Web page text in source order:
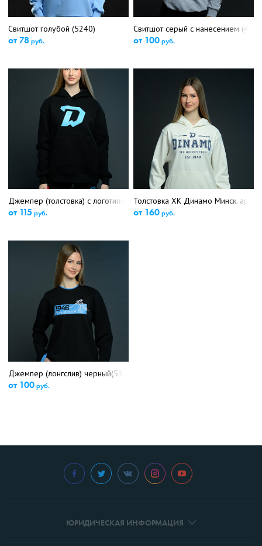
Свитшот голубой (5240)
от 78руб.
Свитшот серый с нанесением
от 100 руб.
Джемпер (толстовка) с логотипом (5383)
от 115 руб.
Толстовка ХК Динамо Минск.
от 160 руб.
Джемпер (лонгслив) черный(5358)
от 100руб.
ЮРИДИЧЕСКАЯ ИНФОРМАЦИЯ